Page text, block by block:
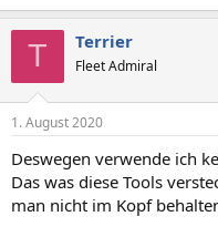
T Terrier
Fleet Admiral
1. August 2020
Deswegen verwende ich
Das was diese Tools
man nicht im Kopf